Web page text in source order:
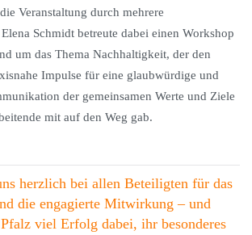
Veranstaltung durch mehrere
Schmidt betreute dabei einen Workshop
um das Thema Nachhaltigkeit, der den
Impulse für eine glaubwürdige und
der gemeinsamen Werte und Ziele
mit auf den Weg gab.
herzlich bei allen Beteiligten für das
die engagierte Mitwirkung – und
viel Erfolg dabei, ihr besonderes